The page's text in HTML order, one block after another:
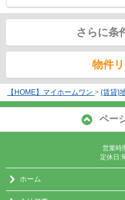
さらに条
物件
【HOME】マイホームワン > (賃貸)
ペー
営業時
定休日:
ホーム